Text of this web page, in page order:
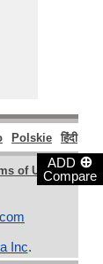
ADD ⊕
Compare
Polskie हिंदी
of Use|
Inc.